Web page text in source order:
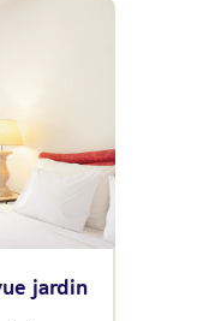
jardin